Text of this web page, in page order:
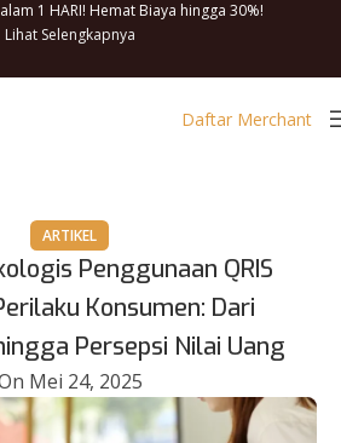
1 HARI! Hemat Biaya hingga 30%!
Lihat Selengkapnya
Daftar Merchant
ARTIKEL
Penggunaan QRIS
Konsumen: Dari
Persepsi Nilai Uang
Mei 24, 2025